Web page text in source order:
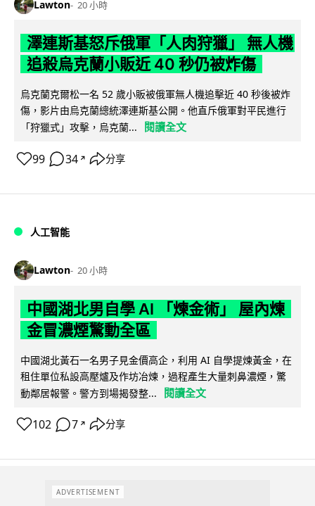
Lawton 20 小時
澤連斯基怒斥俄軍「人肉狩獵」 無人機
追殺烏克蘭小販近 40 秒仍被炸傷
烏克蘭克爾松一名 52 歲小販被俄軍無人機追擊近 40 秒後被炸
傷，影片由烏克蘭總統澤連斯基公開。他直斥俄軍對平民進行
「狩獵式」攻擊，烏克蘭...
閱讀全文
99 34 ↗ 分享
人工智能
Lawton 20 小時
中國湖北男自學 AI 「煉金術」 屋內煉
金冒濃煙驚動全區
中國湖北黃石一名男子見金價高企，利用 AI 自學提煉黃金，在
租住單位私設高壓爐及作坊冶煉，過程產生大量刺鼻濃煙，驚
動鄰居報警。警方到場揭發整...
閱讀全文
102 7 ↗ 分享
ADVERTISEMENT